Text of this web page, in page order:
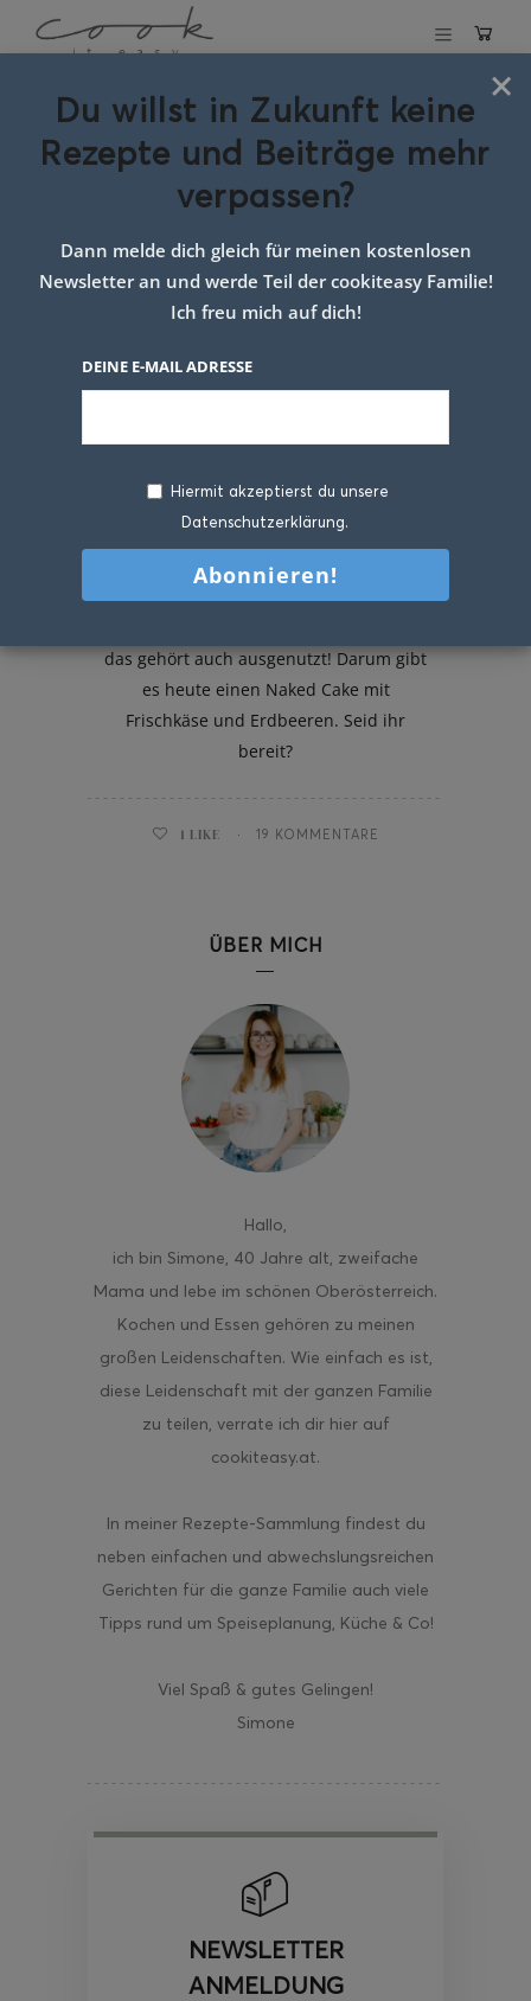
Schlagwort:Torte
Geburtstag
Naked Cake mit Erdbeeren
das gehört auch ausgenutzt! Darum gibt
es heute einen Naked Cake mit
Frischkäse und Erdbeeren. Seid ihr
bereit?
1 LIKE 19 KOMMENTARE
ÜBER MICH
Hallo,
ich bin Simone, 40 Jahre alt, zweifache
Mama und lebe im schönen Oberösterreich.
Kochen und Essen gehören zu meinen
großen Leidenschaften. Wie einfach es ist,
diese Leidenschaft mit der ganzen Familie
zu teilen, verrate ich dir hier auf
cookiteasy.at.
In meiner Rezepte-Sammlung findest du
neben einfachen und abwechslungsreichen
Gerichten für die ganze Familie auch viele
Tipps rund um Speiseplanung, Küche & Co!
Viel Spaß & gutes Gelingen!
Simone
NEWSLETTER
ANMELDUNG
×
Du willst in Zukunft keine
Rezepte und Beiträge mehr
verpassen?
Dann melde dich gleich für meinen kostenlosen
Newsletter an und werde Teil der cookiteasy Familie!
Ich freu mich auf dich!
DEINE E-MAIL ADRESSE
Hiermit akzeptierst du unsere
Datenschutzerklärung.